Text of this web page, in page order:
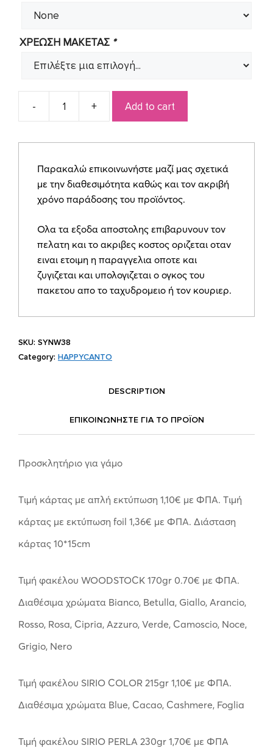
ΧΡΕΩΣΗ ΜΑΚΕΤΑΣ *
Προσκλητήριο
γάμο
quantity
Add to cart
Παρακαλώ επικοινωνήστε μαζί μας σχετικά
με την διαθεσιμότητα καθώς και τον ακριβή
χρόνο παράδοσης του προϊόντος.
Ολα τα εξοδα αποστολης επιβαρυνουν τον
πελατη και το ακριβες κοστος οριζεται οταν
ειναι ετοιμη η παραγγελια οποτε και
ζυγιζεται και υπολογιζεται ο ογκος του
πακετου απο το ταχυδρομειο ή τον κουριερ.
SKU: SYNW38
Category: HAPPYCANTO
DESCRIPTION
ΕΠΙΚΟΙΝΩΝΗΣΤΕ ΓΙΑ ΤΟ ΠΡΟΪOΝ
Προσκλητήριο για γάμο
Tιμή κάρτας με απλή εκτύπωση 1,10€ με ΦΠΑ. Tιμή
κάρτας με εκτύπωση foil 1,36€ με ΦΠΑ. Διάσταση
κάρτας 10*15cm
Τιμή φακέλου WOODSTOCK 170gr 0.70€ με ΦΠΑ.
Διαθέσιμα χρώματα Bianco, Betulla, Giallo, Arancio,
Rosso, Rosa, Cipria, Azzuro, Verde, Camoscio, Noce,
Grigio, Nero
Τιμή φακέλου SIRIO COLOR 215gr 1,10€ με ΦΠΑ.
Διαθέσιμα χρώματα Blue, Cacao, Cashmere, Foglia
Τιμή φακέλου SIRIO PERLA 230gr 1,70€ με ΦΠΑ